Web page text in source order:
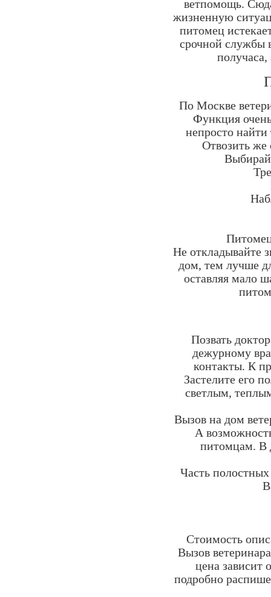
ветпомощь.
жизненную
питомец
срочной службы
По Москве
Функция
непросто
Отвозить же
Не откладывайте
дом, тем лучше
оставляя мало
Позвать
дежурному
контакты. К
Застелите его
светлым,
Вызов на дом
А
питомцам. В
Часть
Стоимость
Вызов
цена зависит
подробно